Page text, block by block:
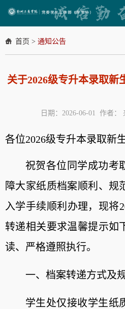
首页 > 通知公告
关于2026级专升本录取新
日期：2026-06-01 作者：
各位2026级专升本录取新生
祝贺各位同学成功考
障大家纸质档案顺利、规
入学手续顺利办理，现将
转递相关要求温馨提示如
读、严格遵照执行。
一、档案转递方式及
学生处仅接收学生纸